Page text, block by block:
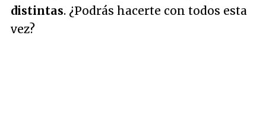
distintas. ¿Podrás hacerte con todos esta
vez?